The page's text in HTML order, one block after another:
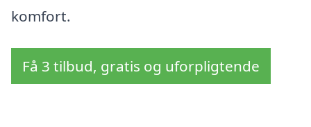
komfort.
Få 3 tilbud, gratis og uforpligtende